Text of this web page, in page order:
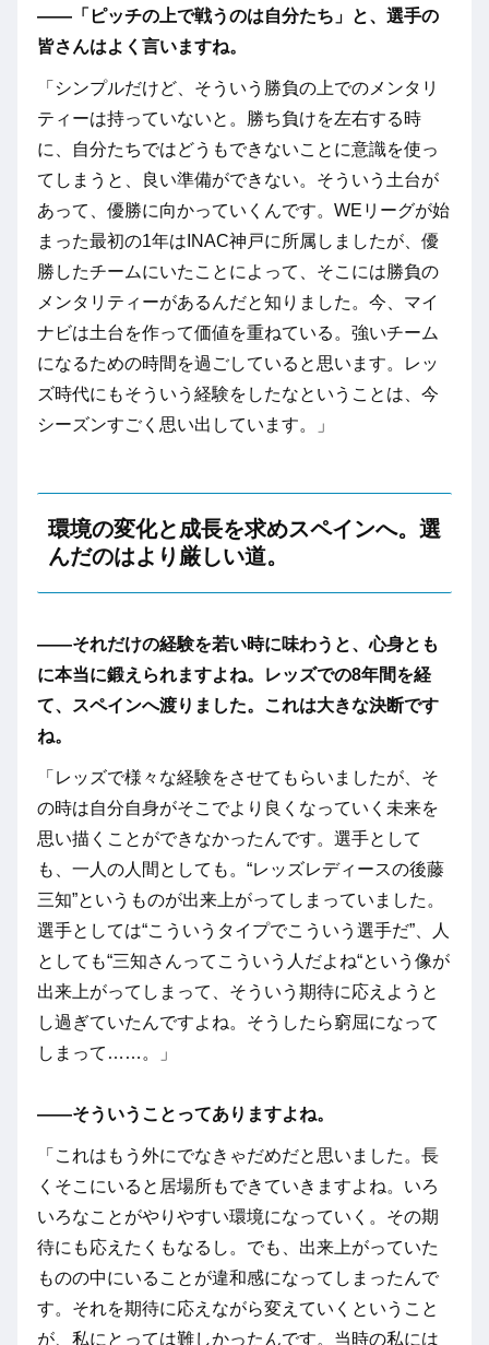
――「ピッチの上で戦うのは自分たち」と、選手の
皆さんはよく言いますね。
「シンプルだけど、そういう勝負の上でのメンタリ
ティーは持っていないと。勝ち負けを左右する時
に、自分たちではどうもできないことに意識を使っ
てしまうと、良い準備ができない。そういう土台が
あって、優勝に向かっていくんです。WEリーグが始
まった最初の1年はINAC神戸に所属しましたが、優
勝したチームにいたことによって、そこには勝負の
メンタリティーがあるんだと知りました。今、マイ
ナビは土台を作って価値を重ねている。強いチーム
になるための時間を過ごしていると思います。レッ
ズ時代にもそういう経験をしたなということは、今
シーズンすごく思い出しています。」
環境の変化と成長を求めスペインへ。選
んだのはより厳しい道。
――それだけの経験を若い時に味わうと、心身とも
に本当に鍛えられますよね。レッズでの8年間を経
て、スペインへ渡りました。これは大きな決断です
ね。
「レッズで様々な経験をさせてもらいましたが、そ
の時は自分自身がそこでより良くなっていく未来を
思い描くことができなかったんです。選手として
も、一人の人間としても。“レッズレディースの後藤
三知”というものが出来上がってしまっていました。
選手としては“こういうタイプでこういう選手だ”、人
としても“三知さんってこういう人だよね“という像が
出来上がってしまって、そういう期待に応えようと
し過ぎていたんですよね。そうしたら窮屈になって
しまって……。」
――そういうことってありますよね。
「これはもう外にでなきゃだめだと思いました。長
くそこにいると居場所もできていきますよね。いろ
いろなことがやりやすい環境になっていく。その期
待にも応えたくもなるし。でも、出来上がっていた
ものの中にいることが違和感になってしまったんで
す。それを期待に応えながら変えていくということ
が、私にとっては難しかったんです。当時の私には